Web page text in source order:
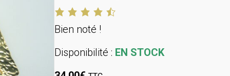
Bien noté !
Disponibilité : EN STOCK